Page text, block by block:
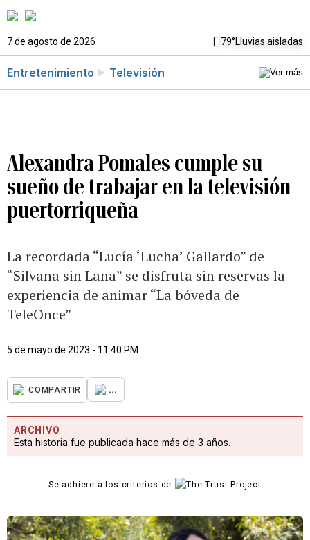
7 de agosto de 2026 79°Lluvias aisladas
Entretenimiento Televisión
Alexandra Pomales cumple su
sueño de trabajar en la televisión
puertorriqueña
La recordada “Lucía ‘Lucha’ Gallardo” de
“Silvana sin Lana” se disfruta sin reservas la
experiencia de animar “La bóveda de
TeleOnce”
5 de mayo de 2023 - 11:40 PM
COMPARTIR ...
ARCHIVO
Esta historia fue publicada hace más de 3 años.
Se adhiere a los criterios de